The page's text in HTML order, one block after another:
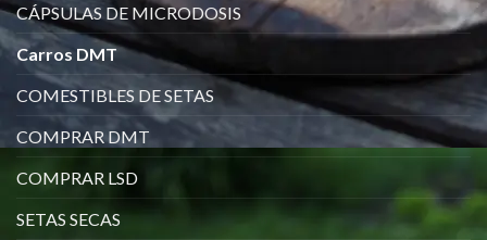
CÁPSULAS DE MICRODOSIS
Carros DMT
COMESTIBLES DE SETAS
COMPRAR DMT
COMPRAR LSD
SETAS SECAS